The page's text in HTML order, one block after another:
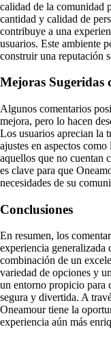
calidad de la comunidad
cantidad y calidad de
contribuye a una
usuarios. Este ambiente
construir una reputación
Mejoras Sugeridas
Algunos comentarios
mejora, pero lo hacen
Los usuarios aprecian la
ajustes en aspectos
aquellos que no cuentan
es clave para que
necesidades de su
Conclusiones
En resumen, los
experiencia generalizada
combinación de un
variedad de opciones y
un entorno propicio para
segura y divertida. A
Oneamour tiene la
experiencia aún más